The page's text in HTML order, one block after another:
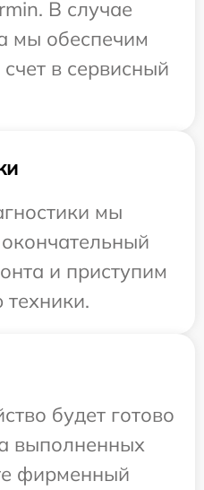
В случае
мы обеспечим
в сервисный
мы
и приступим
техники.
будет готово
выполненных
фирменный